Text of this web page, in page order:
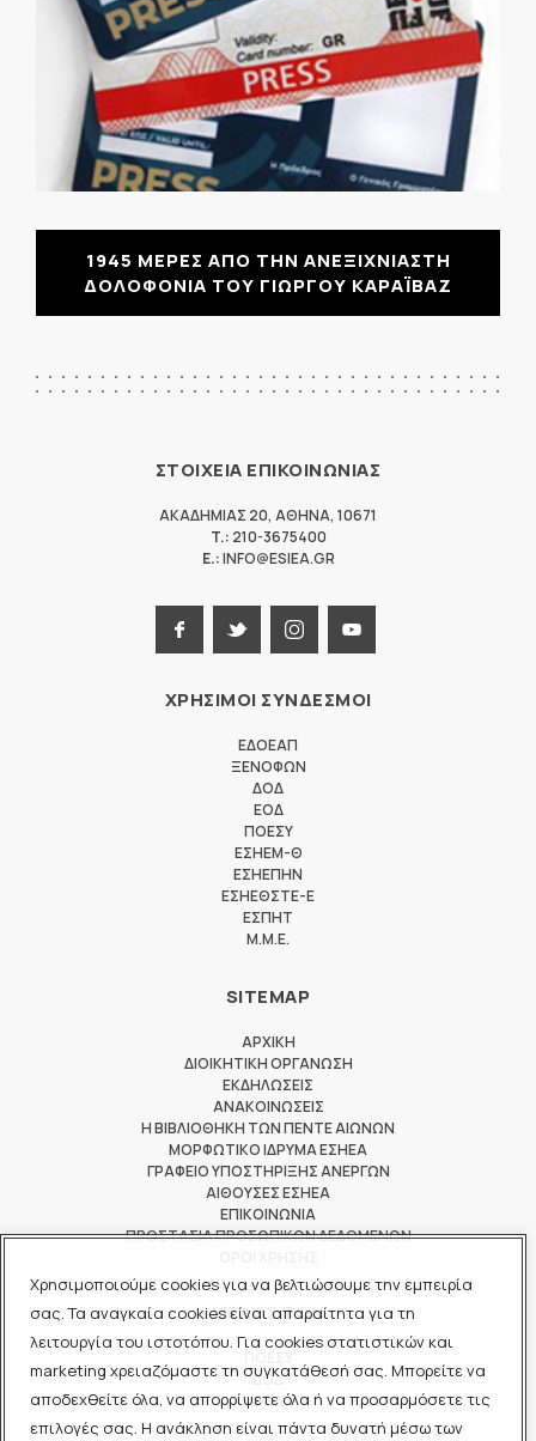
Χρησιμοποιούμε cookies για να βελτιώσουμε την εμπειρία
σας. Τα αναγκαία cookies είναι απαραίτητα για τη
λειτουργία του ιστοτόπου. Για cookies στατιστικών και
marketing χρειαζόμαστε τη συγκατάθεσή σας. Μπορείτε να
αποδεχθείτε όλα, να απορρίψετε όλα ή να προσαρμόσετε τις
επιλογές σας. Η ανάκληση είναι πάντα δυνατή μέσω των
1945 ΜΕΡΕΣ ΑΠΟ ΤΗΝ ΑΝΕΞΙΧΝΙΑΣΤΗ
ΔΟΛΟΦΟΝΙΑ ΤΟΥ ΓΙΩΡΓΟΥ ΚΑΡΑΪΒΑΖ
ΣΤΟΙΧΕΙΑ ΕΠΙΚΟΙΝΩΝΙΑΣ
ΑΚΑΔΗΜΙΑΣ 20, ΑΘΗΝΑ, 10671
T.: 210-3675400
E.:INFO@ESIEA.GR
ΧΡΗΣΙΜΟΙ ΣΥΝΔΕΣΜΟΙ
ΕΔΟΕΑΠ
ΞΕΝΟΦΩΝ
ΔΟΔ
ΕΟΔ
ΠΟΕΣΥ
ΕΣΗΕΜ-Θ
ΕΣΗΕΠΗΝ
ΕΣΗΕΘΣΤΕ-Ε
ΕΣΠΗΤ
M.M.E.
SITEMAP
ΑΡΧΙΚΗ
ΔΙΟΙΚΗΤΙΚΗ ΟΡΓΑΝΩΣΗ
ΕΚΔΗΛΩΣΕΙΣ
ΑΝΑΚΟΙΝΩΣΕΙΣ
Η ΒΙΒΛΙΟΘΗΚΗ ΤΩΝ ΠΕΝΤΕ ΑΙΩΝΩΝ
ΜΟΡΦΩΤΙΚΟ ΙΔΡΥΜΑ ΕΣΗΕΑ
ΓΡΑΦΕΙΟ ΥΠΟΣΤΗΡΙΞΗΣ ΑΝΕΡΓΩΝ
ΑΙΘΟΥΣΕΣ ΕΣΗΕΑ
ΕΠΙΚΟΙΝΩΝΙΑ
ΠΡΟΣΤΑΣΙΑ ΠΡΟΣΩΠΙΚΩΝ ΔΕΔΟΜΕΝΩΝ
ΜΕΛΟΣ ΤΩΝ
ΔΟΔ
ΕΟΔ